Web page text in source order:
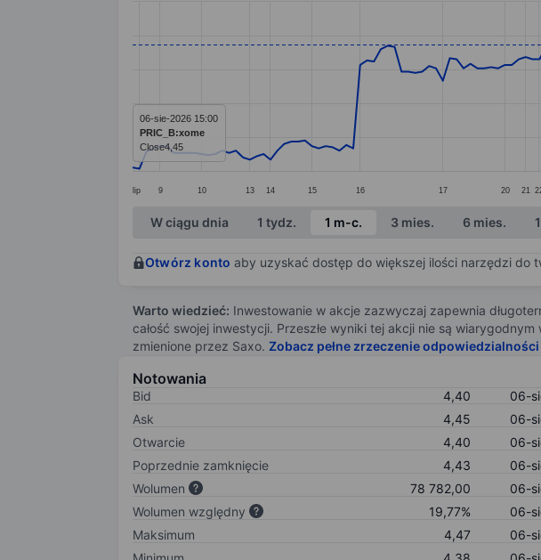
Line chart with 133 data points.
The chart has 1 X axis displaying categories.
The chart has 1 Y axis displaying values. Data ranges from
lip 9 10 13 14 15 16 17 20 21
06-sie-2026 15:00
PRIC_B:xome
Close4,45
End of interactive chart.
W ciągu dnia 1 tydz. 1 m-c. 3 mies. 6 mies.
Otwórz konto aby uzyskać dostęp do większej ilości narzędzi do
Warto wiedzieć: Inwestowanie w akcje zazwyczaj zapewnia
całość swojej inwestycji. Przeszłe wyniki tej akcji nie są
zmienione przez Saxo. Zobacz pełne zrzeczenie
Notowania
Bid 4,40
06-
Ask
4,45
06-
Otwarcie
4,40
06-
Poprzednie zamknięcie
4,43
06-
Wolumen
78 782,00
06-
Wolumen względny
19,77%
06-
Maksimum
4,47
06-